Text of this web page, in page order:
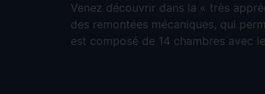
Venez découvrir dans la « très
des remontées mécaniques, qui
est composé de 14 chambres avec